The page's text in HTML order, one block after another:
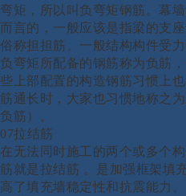
弯矩，所以叫负弯矩钢筋。 幕
而言的，一般应该是指梁的支
俗称担担筋。一般结构构件受
负弯矩所配备的钢筋称为负筋
些上部配置的构造钢筋习惯上
筋通长时，大家也习惯地称之
负筋）。
07拉结筋
在无法同时施工的两个或多个
筋就是拉结筋 。是加强框架填
高了填充墙稳定性和抗震能力。